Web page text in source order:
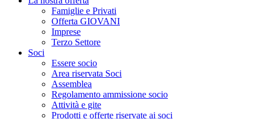
Famiglie e Privati
Offerta GIOVANI
Imprese
Terzo Settore
Soci
Essere socio
Area riservata Soci
Assemblea
Regolamento ammissione socio
Attività e gite
Prodotti e offerte riservate ai soci